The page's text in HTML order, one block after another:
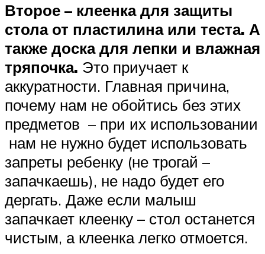
Второе – клеенка для защиты
стола от пластилина или теста. А
также доска для лепки и влажная
тряпочка. Это приучает к
аккуратности. Главная причина,
почему нам не обойтись без этих
предметов – при их использовании
нам не нужно будет использовать
запреты ребенку (не трогай –
запачкаешь), не надо будет его
дергать. Даже если малыш
запачкает клеенку – стол останется
чистым, а клеенка легко отмоется.